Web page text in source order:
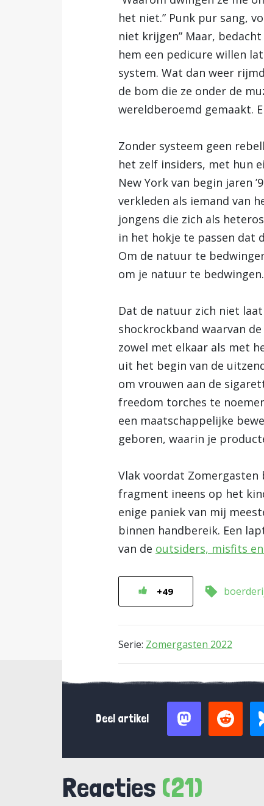
het niet.” Punk pur sang,
niet krijgen” Maar,
hem een pedicure willen
system. Wat dan weer
de bom die ze onder de
wereldberoemd gemaakt.
Zonder systeem geen
het zelf insiders, met hun
New York van begin jaren
verkleden als iemand van
jongens die zich als
in het hokje te passen dat
Om de natuur te
om je natuur te bedwingen.
Dat de natuur zich niet
shockrockband waarvan
zowel met elkaar als met
uit het begin van de
om vrouwen aan de
freedom torches te
een maatschappelijke
geboren, waarin je
Vlak voordat Zomergasten
fragment ineens op het
enige paniek van mij
binnen handbereik. Een
van de outsiders, misfits
+49
Serie: Zomergasten 2022
Deel artikel
Reacties (21)